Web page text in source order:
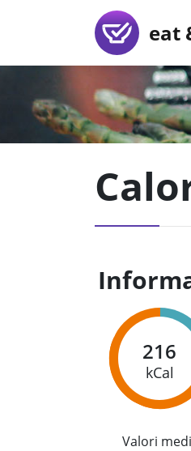
eat
216
kCal
Valori